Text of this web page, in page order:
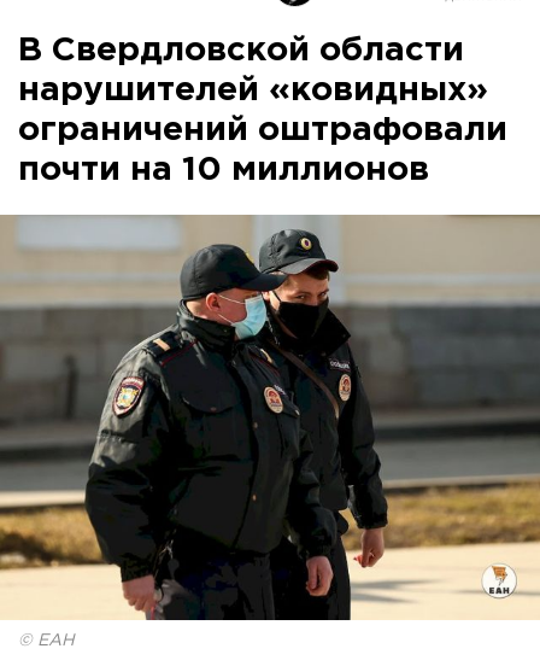
В Свердловской области
нарушителей «ковидных»
ограничений оштрафовали
почти на 10 миллионов
© ЕАН